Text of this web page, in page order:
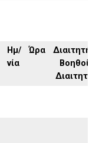
Ημ/
νία
Ώρα
Διαιτητής,
Βοηθοί
Διαιτητή